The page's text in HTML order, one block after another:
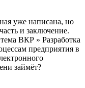
уже написана, но
и заключение.
ВКР » Разработка
предприятия в
займёт?